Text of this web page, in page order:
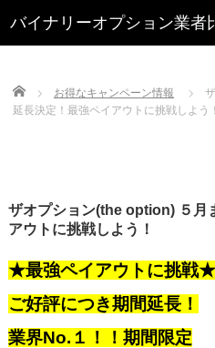
Home お得なキャンペーン情報
延長決定！最強ペイアウトに挑戦しよう！
ザオプション(the option) ５月
アウトに挑戦しよう！
★最強ペイアウトに挑戦★
ご好評につき期間延長！
業界No.１！！期間限定